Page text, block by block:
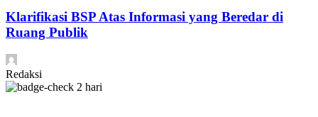
Klarifikasi BSP Atas Informasi yang Beredar di
Ruang Publik
Redaksi
2 hari